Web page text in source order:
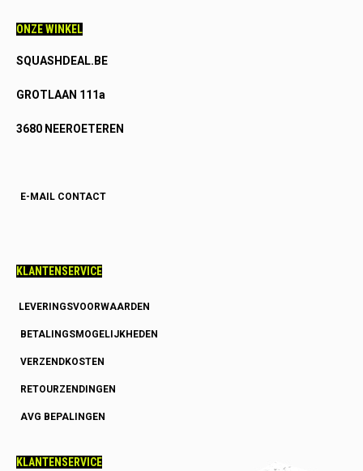
ONZE WINKEL
SQUASHDEAL.BE
GROTLAAN 111a
3680 NEEROETEREN
E-MAIL CONTACT
KLANTENSERVICE
LEVERINGSVOORWAARDEN
BETALINGSMOGELIJKHEDEN
VERZENDKOSTEN
RETOURZENDINGEN
AVG BEPALINGEN
KLANTENSERVICE